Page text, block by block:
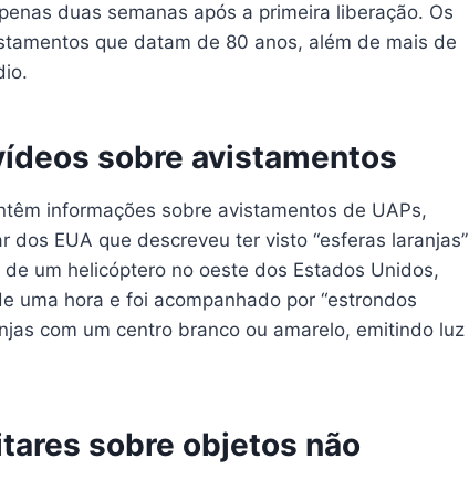
duas semanas após a primeira liberação. Os
que datam de 80 anos, além de mais de
sobre avistamentos
informações sobre avistamentos de UAPs,
EUA que descreveu ter visto “esferas laranjas”
um helicóptero no oeste dos Estados Unidos,
uma hora e foi acompanhado por “estrondos
com um centro branco ou amarelo, emitindo luz
sobre objetos não